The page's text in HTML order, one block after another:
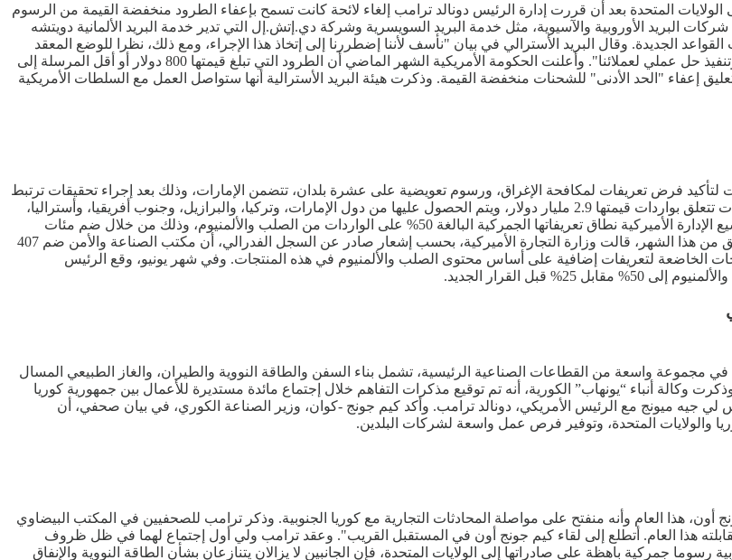
الولايات المتحدة بعد أن قررت إدارة الرئيس دونالد ترامب إلغاء لائحة كانت تسمح بإعفاء الطرود منخفضة القيمة من الرسوم
البريد الأوروبية والآسيوية، مثل خدمة البريد السويسرية وشركة دي.إتش.إل التي تدير خدمة البريد الألمانية دويتشه
الجديدة. وقال البريد الأسترالي في بيان "نأسف لأننا إضطررنا إلى إتخاذ هذا الإجراء، ومع ذلك، نظرا للوضع المعقد
والمتطور بسرعة، كان من الضروري إجراء تعليق جزئي مؤقت للسماح لنا بتطوير وتنفيذ حل عملي لعملائنا". وأعلنت الحكومة الأمريكية الشهر الماضي أن الطرود التي تبلغ قيمتها 800 دولار أو أقل المرسلة إلى
عليها جميع الرسوم المطبقة إعتبارا من 29 أغسطس مع تعليق إعفاء "الحد الأدنى" للشحنات منخفضة القيمة. وذكرت هيئة البريد الأسترالية أنها ستواصل العمل مع السلطات الأمريكية
لتأكيد فرض تعريفات لمكافحة الإغراق، ورسوم تعويضية على عشرة بلدان، تتضمن الإمارات، وذلك بعد إجراء تحقيقات ترتبط
بمنتجات الصلب المقاوم للتآكل. وذكرت الوزارة الأميركية، عبر بيان، أن هذه القرارات تتعلق بواردات قيمتها 2.9 مليار دولار، ويتم الحصول عليها من دول الإمارات، وتركيا، والبرازيل، وجنوب أفريقيا، وأستراليا،
وكندا، والمكسيك، وهولندا، وتايوان، وفيتنام. وتأتي هذه القرارات بعد 10 أيام من توسيع الإدارة الأميركية نطاق تعريفاتها الجمركية البالغة 50% على الواردات من الصلب والألمنيوم، وذلك من خلال ضم مئات
المنتجات المشتقة إلى قائمة السلع التي تخضع للتعريفات الجمركية. وفي وقت سابق من هذا الشهر، قالت وزارة التجارة الأميركية، بحسب إشعار صادر عن السجل الفدرالي، أن مكتب الصناعة والأمن ضم 407
الخاضعة لتعريفات إضافية على أساس محتوى الصلب والألمنيوم في هذه المنتجات. وفي شهر يونيو، وقع الرئيس
قبل القرار الجديد.
11 مذكرة تفاهم، للتعاون الثنائي في مجموعة واسعة من القطاعات الصناعية الرئيسية، تشمل بناء السفن والطاقة النووية والطيران، والغاز الطبيعي المسال
وكالة أنباء “يونهاب” الكورية، أنه تم توقيع مذكرات التفاهم خلال إجتماع مائدة مستديرة للأعمال بين جمهورية كوريا
لي جيه ميونج مع الرئيس الأمريكي، دونالد ترامب. وأكد كيم جونج -كوان، وزير الصناعة الكوري، في بيان صحفي، أن
والولايات المتحدة، وتوفير فرص عمل واسعة لشركات البلدين.
أون، هذا العام وأنه منفتح على مواصلة المحادثات التجارية مع كوريا الجنوبية. وذكر ترامب للصحفيين في المكتب البيضاوي
هذا العام. أتطلع إلى لقاء كيم جونج أون في المستقبل القريب". وعقد ترامب ولي أول إجتماع لهما في ظل ظروف
جمركية باهظة على صادراتها إلى الولايات المتحدة، فإن الجانبين لا يزالان يتنازعان بشأن الطاقة النووية والإنفاق